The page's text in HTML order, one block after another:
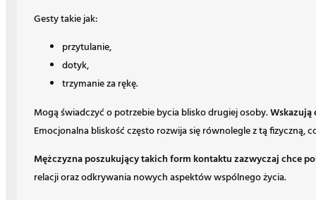
Gesty takie jak:
przytulanie,
dotyk,
trzymanie za rękę.
Mogą świadczyć o potrzebie bycia blisko drugiej osoby.
Emocjonalna bliskość często rozwija się równolegle z tą
Mężczyzna poszukujący takich form kontaktu zazwyczaj chce
relacji oraz odkrywania nowych aspektów wspólnego życia.